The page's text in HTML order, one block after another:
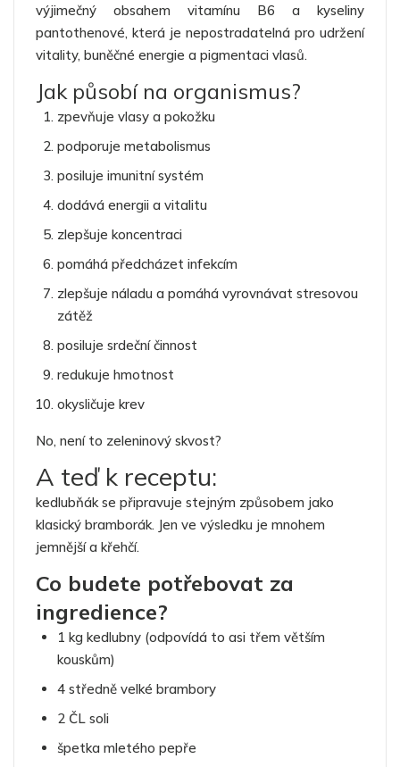
výjimečný obsahem vitamínu B6 a kyseliny
pantothenové, která je nepostradatelná pro udržení
vitality, buněčné energie a pigmentaci vlasů.
Jak působí na organismus?
zpevňuje vlasy a pokožku
podporuje metabolismus
posiluje imunitní systém
dodává energii a vitalitu
zlepšuje koncentraci
pomáhá předcházet infekcím
zlepšuje náladu a pomáhá vyrovnávat stresovou
zátěž
posiluje srdeční činnost
redukuje hmotnost
okysličuje krev
No, není to zeleninový skvost?
A teď k receptu:
kedlubňák se připravuje stejným způsobem jako
klasický bramborák. Jen ve výsledku je mnohem
jemnější a křehčí.
Co budete potřebovat za
ingredience?
1 kg kedlubny (odpovídá to asi třem větším
kouskům)
4 středně velké brambory
2 ČL soli
špetka mletého pepře